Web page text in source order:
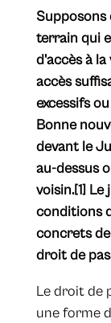
Supposons
terrain qui
d'accès à
accès
excessifs
Bonne
devant le
au-dessus
voisin.[1]
conditions
concrets
droit de
Le droit de
une forme